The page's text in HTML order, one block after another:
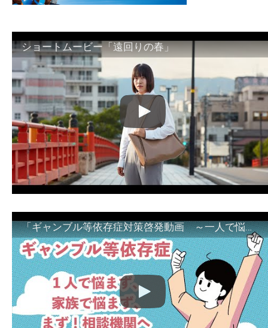
ショートムービー「遠回りの春」
「ギャンブル等依存症対策啓発動画 ～一人で悩まず、家族で悩まず、まず！相談機関へ～」